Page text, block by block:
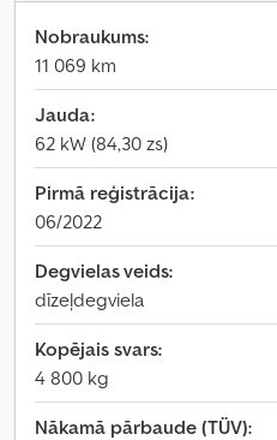
Nobraukums:
11 069 km
Jauda:
62 kW (84,30 zs)
Pirmā reģistrācija:
06/2022
Degvielas veids:
dīzeļdegviela
Kopējais svars:
4 800 kg
Nākamā pārbaude (TÜV):